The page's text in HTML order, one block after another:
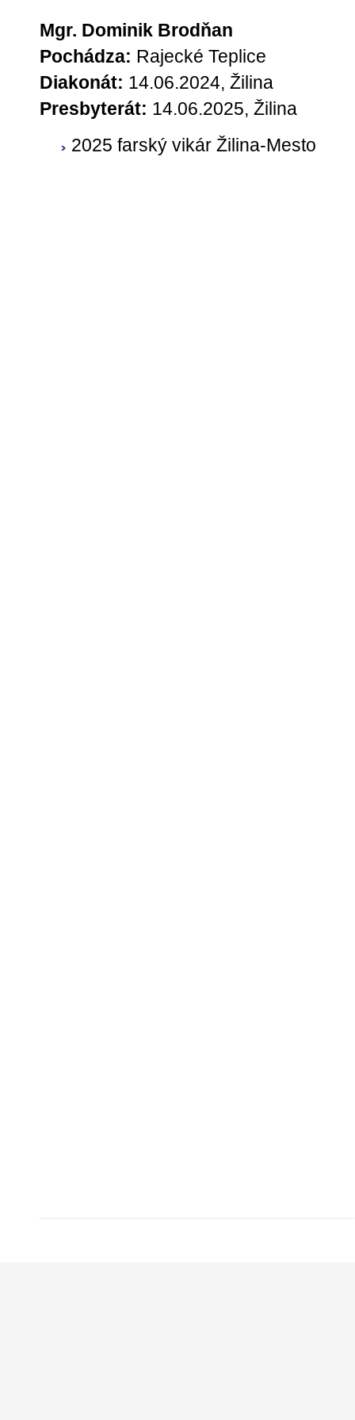
Mgr. Dominik Brodňan
Pochádza: Rajecké Teplice
Diakonát: 14.06.2024, Žilina
Presbyterát: 14.06.2025, Žilina
2025 farský vikár Žilina-Mesto